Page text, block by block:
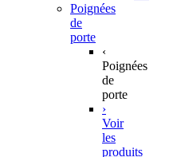
Poignées
de
porte
‹
Poignées
de
porte
›
Voir
les
produits